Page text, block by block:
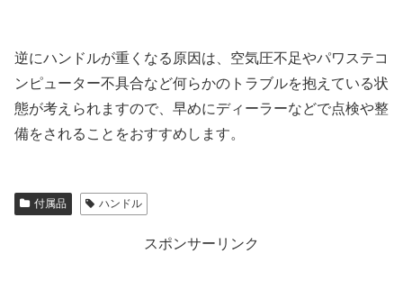
逆にハンドルが重くなる原因は、空気圧不足やパワステコ
ンピューター不具合など何らかのトラブルを抱えている状
態が考えられますので、早めにディーラーなどで点検や整
備をされることをおすすめします。
付属品 ハンドル
スポンサーリンク